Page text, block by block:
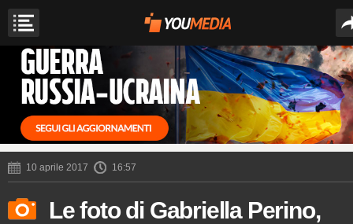
10 aprile 2017 16:57
Le foto di Gabriella Perino,